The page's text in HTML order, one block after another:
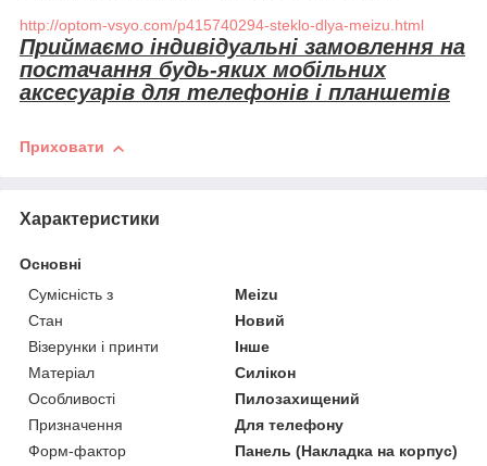
http://optom-vsyo.com/p415740294-steklo-dlya-meizu.html
Приймаємо індивідуальні замовлення на
постачання будь-яких мобільних
аксесуарів для телефонів і планшетів
Приховати
Характеристики
Основні
Сумісність з
Meizu
Стан
Новий
Візерунки і принти
Інше
Матеріал
Силікон
Особливості
Пилозахищений
Призначення
Для телефону
Форм-фактор
Панель (Накладка на корпус)